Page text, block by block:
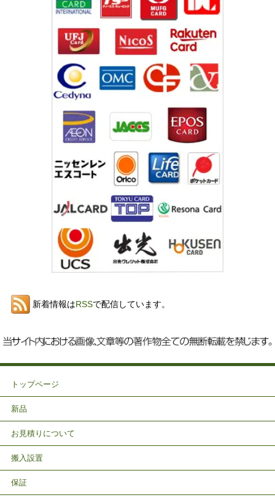
新着情報はRSSで配信しています。
トップページ
新品
お見積りについて
搬入設置
保証